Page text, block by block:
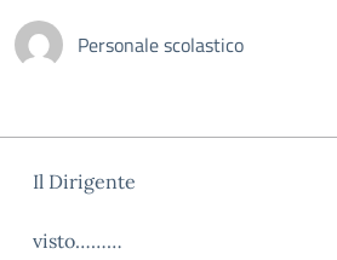
Personale scolastico
Il Dirigente
visto………